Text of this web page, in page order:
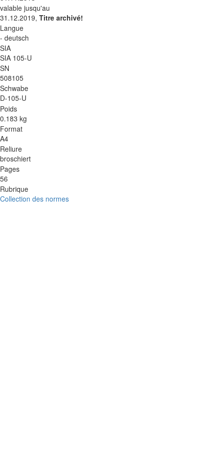
valable jusqu'au
31.12.2019, Titre archivé!
Langue
- deutsch
SIA
SIA 105-U
SN
508105
Schwabe
D-105-U
Poids
0.183 kg
Format
A4
Reliure
broschiert
Pages
56
Rubrique
Collection des normes